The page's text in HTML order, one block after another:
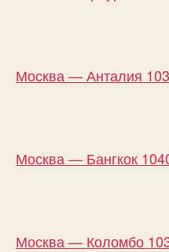
Москва — Анталия
Москва — Бангкок
Москва — Коломбо